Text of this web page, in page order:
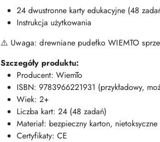
24 dwustronne karty edukacyjne (48
Instrukcja użytkowania
⚠️ Uwaga: drewniane pudełko WIEMTO
Szczegóły produktu:
Producent: WiemTo
ISBN: 9783966221931 (przykładowy,
Wiek: 2+
Liczba kart: 24 (48 zadań)
Materiał: bezpieczny karton,
Certyfikaty: CE